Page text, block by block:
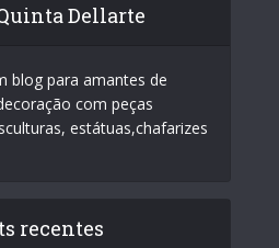
Dellarte
blog para amantes de
com peças
estátuas,chafarizes
recentes